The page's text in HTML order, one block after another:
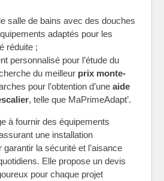
salle de bains avec des douches
adaptés pour les
réduite ;
personnalisé pour l’étude du
du meilleur prix monte-
pour l’obtention d’une aide
, telle que MaPrimeAdapt’.
à fournir des équipements
une installation
garantir la sécurité et l’aisance
Elle propose un devis
pour chaque projet